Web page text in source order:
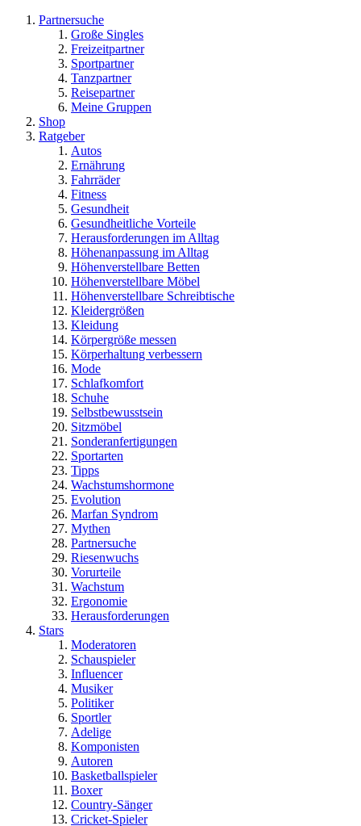
Partnersuche
Große Singles
Freizeitpartner
Sportpartner
Tanzpartner
Reisepartner
Meine Gruppen
Shop
Ratgeber
Autos
Ernährung
Fahrräder
Fitness
Gesundheit
Gesundheitliche Vorteile
Herausforderungen im Alltag
Höhenanpassung im Alltag
Höhenverstellbare Betten
Höhenverstellbare Möbel
Höhenverstellbare Schreibtische
Kleidergrößen
Kleidung
Körpergröße messen
Körperhaltung verbessern
Mode
Schlafkomfort
Schuhe
Selbstbewusstsein
Sitzmöbel
Sonderanfertigungen
Sportarten
Tipps
Wachstumshormone
Evolution
Marfan Syndrom
Mythen
Partnersuche
Riesenwuchs
Vorurteile
Wachstum
Ergonomie
Herausforderungen
Stars
Moderatoren
Schauspieler
Influencer
Musiker
Politiker
Sportler
Adelige
Komponisten
Autoren
Basketballspieler
Boxer
Country-Sänger
Cricket-Spieler